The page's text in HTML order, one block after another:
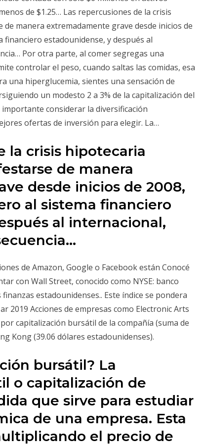
de $1.25… Las repercusiones de la crisis
manera extremadamente grave desde inicios de
estadounidense, y después al
Por otra parte, al comer segregas una
controlar el peso, cuando saltas las comidas, esa
una hiperglucemia, sientes una sensación de
un modesto 2 a 3% de la capitalización del
considerar la diversificación
ofertas de inversión para elegir. La…
la crisis hipotecaria
de manera
desde inicios de 2008,
al sistema financiero
al internacional,
de Amazon, Google o Facebook están Conocé
con Wall Street, conocido como NYSE: banco
estadounidenses.. Este índice se pondera
2019 Acciones de empresas como Electronic Arts
capitalización bursátil de la compañía (suma de
Kong (39.06 dólares estadounidenses).
bursátil? La
o capitalización de
que sirve para estudiar
de una empresa. Esta
el precio de